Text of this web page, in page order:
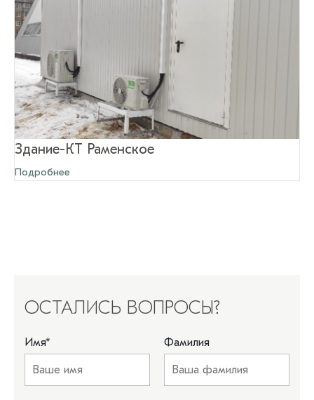
Здание-КТ Раменское
Подробнее
ОСТАЛИСЬ ВОПРОСЫ?
Имя* Фамилия